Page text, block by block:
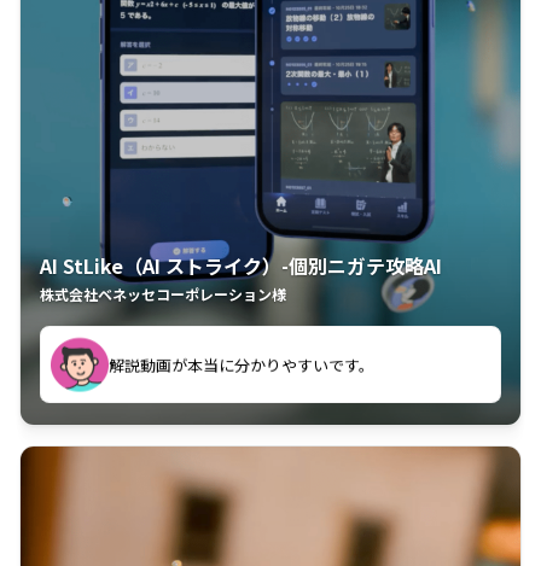
AI StLike（AI ストライク）-個別ニガテ攻略AI
株式会社ベネッセコーポレーション様
古文漢文を主に使わせていただいているが、復習する
のに非常に役立っている。
解説動画が本当に分かりやすいです。